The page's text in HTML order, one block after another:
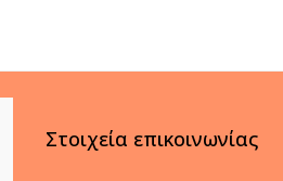
Στοιχεία επικοινωνίας